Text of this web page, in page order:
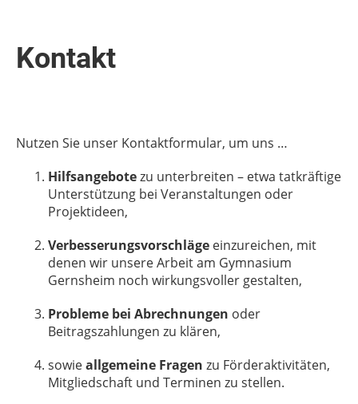
Kontakt
Nutzen Sie unser Kontaktformular, um uns …
Hilfsangebotezu unterbreiten – etwa tatkräftige
Unterstützung bei Veranstaltungen oder
Projektideen,
Verbesserungsvorschläge einzureichen, mit
denen wir unsere Arbeit am Gymnasium
Gernsheim noch wirkungsvoller gestalten,
Probleme bei Abrechnungen oder
Beitragszahlungen zu klären,
sowieallgemeine Fragen zu Förderaktivitäten,
Mitgliedschaft und Terminen zu stellen.